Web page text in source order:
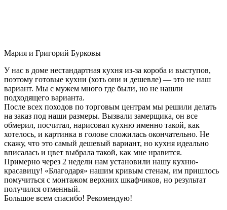
Мария и Григорий Бурковы
У нас в доме нестандартная кухня из-за короба и выступов,
поэтому готовые кухни (хоть они и дешевле) — это не наш
вариант. Мы с мужем много где были, но не нашли
подходящего варианта.
После всех походов по торговым центрам мы решили делать
на заказ под наши размеры. Вызвали замерщика, он все
обмерил, посчитал, нарисовал кухню именно такой, как
хотелось, и картинка в голове сложилась окончательно. Не
скажу, что это самый дешевый вариант, но кухня идеально
вписалась и цвет выбрала такой, как мне нравится.
Примерно через 2 недели нам установили нашу кухню-
красавицу! «Благодаря» нашим кривым стенам, им пришлось
помучиться с монтажом верхних шкафчиков, но результат
получился отменный.
Большое всем спасибо! Рекомендую!